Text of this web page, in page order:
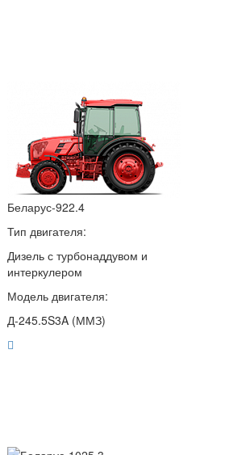
Беларус-922.4
Тип двигателя:
Дизель с турбонаддувом и
интеркулером
Модель двигателя:
Д-245.5S3A (ММЗ)